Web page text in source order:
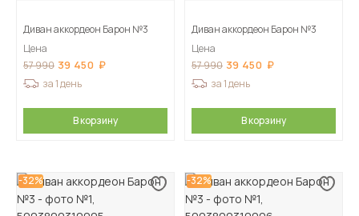
Диван аккордеон Барон №3
Цена
57 990 39 450
за 1 день
В корзину
Диван аккордеон Барон №3
Цена
57 990 39 450
за 1 день
В корзину
-32% -32%